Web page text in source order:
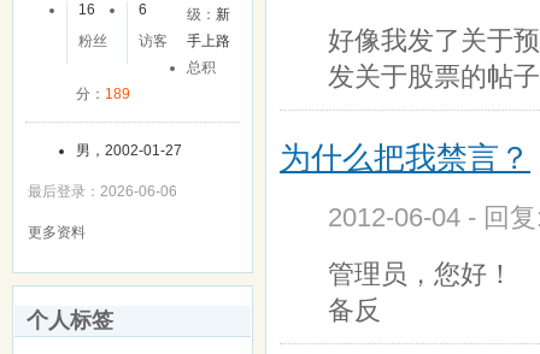
16
粉丝
6
访客
级：新
手上路
总积
分： 189
男，2002-01-27
最后登录：2026-06-06
更多资料
个人标签
好像我发了关于
发关于股票的帖
为什么把我禁言？
2012-06-04 - 回
管理员，您好！
备反